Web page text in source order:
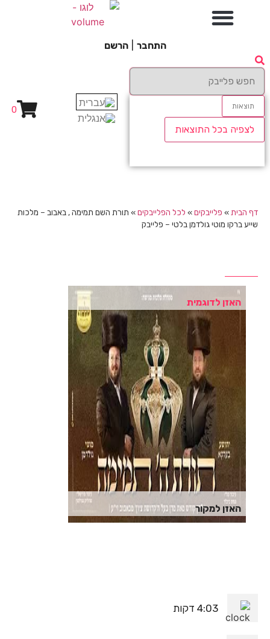
התחבר הרשם
תוצאות
לצפיה בכל התוצאות
0
דף הבית » פלייבקים» לכל הפלייבקים» תורת השם תמימה , באבוב – מלכות
שייע ברקו מוטי גולדמן בלטי – פלייבק
האזן לדוגמית
האזן למקור
4:03 דקות